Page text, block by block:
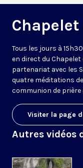
Tous les jours à
en direct du Chapelet
partenariat avec les
quatre méditations
communion de prière
Visiter la page
Autres vidéos